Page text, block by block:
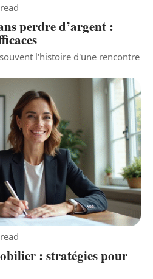
perdre d’argent :
l'histoire d'une rencontre
: stratégies pour